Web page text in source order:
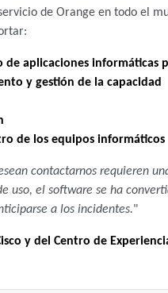
de Orange en todo el
aplicaciones informáticas
y gestión de la capacidad
de los equipos informáticos
contactarnos requieren
uso, el software se ha
a los incidentes."
y del Centro de